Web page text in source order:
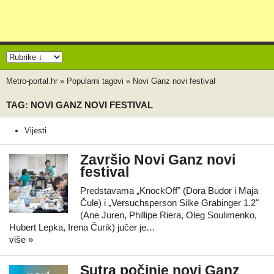
Metro-portal.hr » Popularni tagovi » Novi Ganz novi festival
TAG: NOVI GANZ NOVI FESTIVAL
Vijesti
Završio Novi Ganz novi
festival
Predstavama „KnockOff" (Dora Budor i Maja
Čule) i „Versuchsperson Silke Grabinger 1.2"
(Ane Juren, Phillipe Riera, Oleg Soulimenko,
Hubert Lepka, Irena Čurik) jučer je…
više »
Sutra počinje novi Ganz